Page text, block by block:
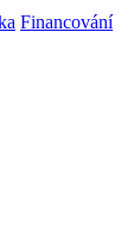
Financování